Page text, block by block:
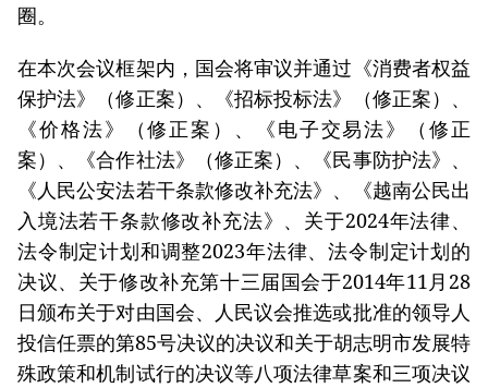
圈。
在本次会议框架内，国会将审议并通过《消费者权益
保护法》（修正案）、《招标投标法》（修正案）、
《价格法》（修正案）、《电子交易法》（修正
案）、《合作社法》（修正案）、《民事防护法》、
《人民公安法若干条款修改补充法》、《越南公民出
入境法若干条款修改补充法》、关于2024年法律、
法令制定计划和调整2023年法律、法令制定计划的
决议、关于修改补充第十三届国会于2014年11月28
日颁布关于对由国会、人民议会推选或批准的领导人
投信任票的第85号决议的决议和关于胡志明市发展特
殊政策和机制试行的决议等八项法律草案和三项决议